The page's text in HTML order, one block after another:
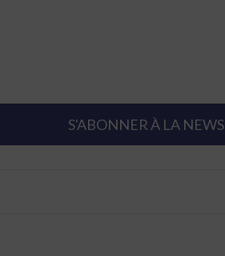
S'ABONNER À LA